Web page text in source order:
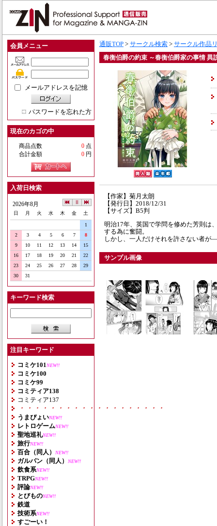
会員メニュー
メールアドレスを記憶
パスワードを忘れた方
現在のカゴの中
商品点数 0 点
合計金額
0 円
入荷日検索
2026年8月
日 月 火 水 木 金 土
1
2
3 4 5 6 7
8
9
10 11 12 13 14
15
16
17 18 19 20 21
22
23
24 25 26 27 28
29
30
31
キーワード検索
注目キーワード
コミケ101 NEW!!
コミケ100
コミケ99
コミティア138
コミティア137
・・・・・・・・・・・・・・・・・・・
うまぴょいNEW!!
レトロゲームNEW!!
聖地巡礼NEW!!
旅行NEW!!
百合（同人） NEW!!
ガルパン（同人） NEW!!
飲食系NEW!!
TRPGNEW!!
評論NEW!!
とびものNEW!!
鉄道
技術系NEW!!
すごーい！
通販TOP > サークル検索 > サークル作品
春衡伯爵の約束 ～春衡伯爵家の事情 異
【作家】菊月太朗
【発行日】2018/12/31
【サイズ】B5判
明治17年、英国で学問を修めた芳則
する為に奮闘。
しかし、一人だけそれを許さない者
サンプル画像